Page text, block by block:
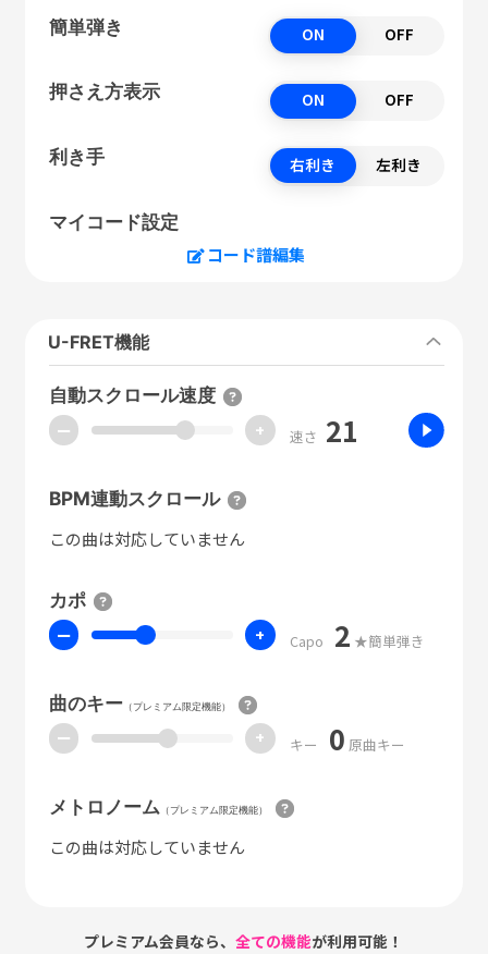
簡単弾き ON OFF
押さえ方表示 ON OFF
利き手 右利き 左利き
マイコード設定
コード譜編集
U-FRET機能
自動スクロール速度
ー + 速さ 21
BPM連動スクロール
この曲は対応していません
カポ
ー + Capo 2 ★簡単弾き
曲のキー（プレミアム限定機能）
ー + キー 0 原曲キー
メトロノーム （プレミアム限定機能）
この曲は対応していません
プレミアム会員なら、全ての機能が利用可能！